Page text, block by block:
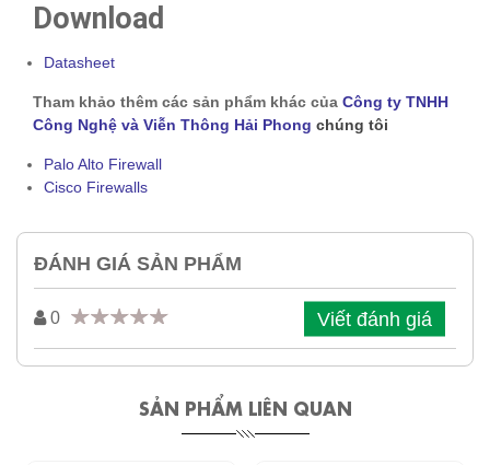
Download
Datasheet
Tham khảo thêm các sản phẩm khác của Công ty TNHH
Công Nghệ và Viễn Thông Hải Phong chúng tôi
Palo Alto Firewall
Cisco Firewalls
ĐÁNH GIÁ SẢN PHẨM
0 Viết đánh giá
SẢN PHẨM LIÊN QUAN